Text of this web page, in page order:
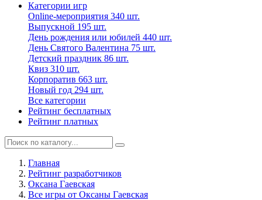
Категории игр
Online-мероприятия 340 шт.
Выпускной 195 шт.
День рождения или юбилей 440 шт.
День Святого Валентина 75 шт.
Детский праздник 86 шт.
Квиз 310 шт.
Корпоратив 663 шт.
Новый год 294 шт.
Все категории
Рейтинг бесплатных
Рейтинг платных
Главная
Рейтинг разработчиков
Оксана Гаевская
Все игры от Оксаны Гаевская